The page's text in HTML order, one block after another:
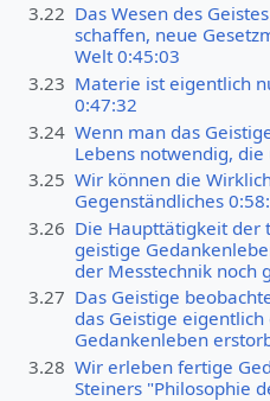
3.22 Das Wesen des
schaffen, neue
Welt 0:45:03
3.23 Materie ist eigentlich
0:47:32
3.24 Wenn man das
Lebens notwendig,
3.25 Wir können die
Gegenständliches
3.26 Die Haupttätigkeit der
geistige
der Messtechnik noch
3.27 Das Geistige
das Geistige
Gedankenleben
3.28 Wir erleben fertige
Steiners "Philosophie